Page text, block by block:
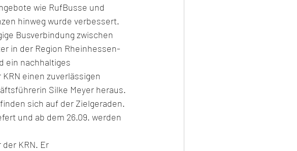
wie RufBusse und
hinweg wurde verbessert.
Busverbindung zwischen
in der Region Rheinhessen-
ein nachhaltiges
einen zuverlässigen
Silke Meyer heraus.
sich auf der Zielgeraden.
und ab dem 26.09. werden
KRN. Er